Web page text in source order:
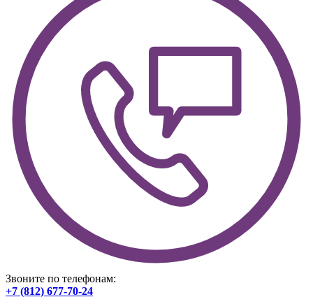
Звоните по телефонам:
+7 (812) 677-70-24